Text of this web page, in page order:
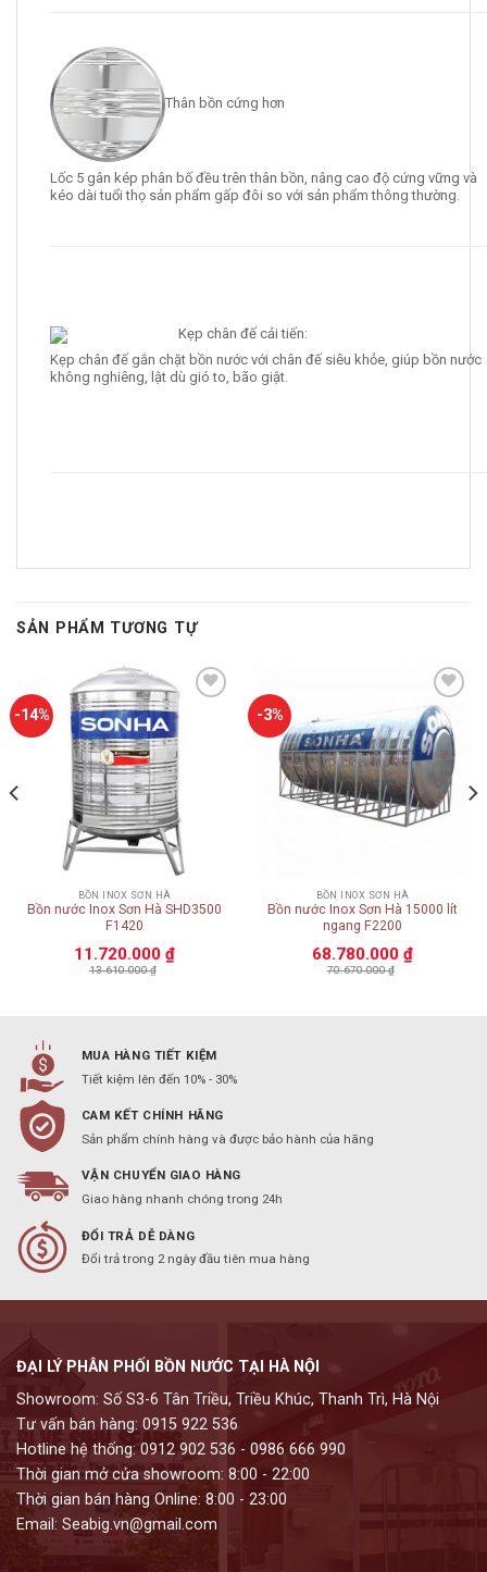
Thân bồn cứng hơn
Lốc 5 gân kép phân bố đều trên thân bồn, nâng cao độ cứng vững và
kéo dài tuổi thọ sản phẩm gấp đôi so với sản phẩm thông thường.
Kẹp chân đế cải tiến:
Kẹp chân đế gắn chặt bồn nước với chân đế siêu khỏe, giúp bồn nước
không nghiêng, lật dù gió to, bão giật.
SẢN PHẨM TƯƠNG TỰ
-14%
BỒN INOX SƠN HÀ
Bồn nước Inox Sơn Hà SHD3500
F1420
11.720.000 ₫
13.610.000₫
-3%
Add to
wishlist
BỒN INOX SƠN HÀ
Bồn nước Inox Sơn Hà 15000 lít
ngang F2200
68.780.000 ₫
70.670.000₫
MUA HÀNG TIẾT KIỆM
Tiết kiệm lên đến 10% - 30%
CAM KẾT CHÍNH HÃNG
Sản phẩm chính hàng và được bảo hành của hãng
VẬN CHUYỂN GIAO HÀNG
Giao hàng nhanh chóng trong 24h
ĐỔI TRẢ DỄ DÀNG
Đổi trả trong 2 ngày đầu tiên mua hàng
ĐẠI LÝ PHÂN PHỐI BỒN NƯỚC TẠI HÀ NỘI
Showroom: Số S3-6 Tân Triều, Triều Khúc, Thanh Trì, Hà Nội
Tư vấn bán hàng: 0915 922 536
Hotline hệ thống: 0912 902 536 - 0986 666 990
Thời gian mở cửa showroom: 8:00 - 22:00
Thời gian bán hàng Online: 8:00 - 23:00
Email: Seabig.vn@gmail.com